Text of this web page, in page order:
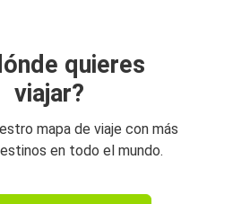
quieres
viajar?
mapa de viaje con más
en todo el mundo.